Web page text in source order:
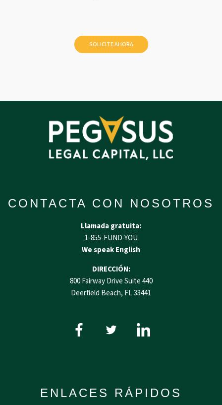
CONTACTA CON NOSOTROS
Llamada gratuita:
1-855-FUND-YOU
We speak English
DIRECCIÓN:
800 Fairway Drive Suite 440
Deerfield Beach, FL 33441
ENLACES RÁPIDOS